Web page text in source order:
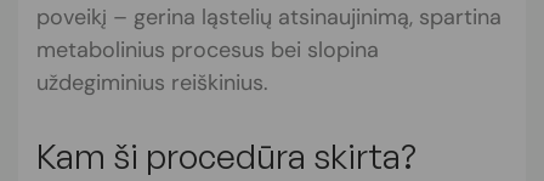
poveikį – gerina ląstelių atsinaujinimą, spartina
metabolinius procesus bei slopina
uždegiminius reiškinius.
Kam ši procedūra skirta?